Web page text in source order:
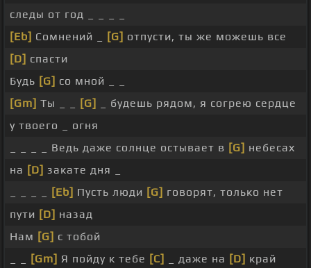
следы от год _ _ _ _
[Eb] Сомнений _ [G] отпусти, ты же можешь все
[D] спасти
Будь [G] со мной _ _
[Gm] Ты _ _ [G]
_ будешь рядом, я согрею сердце
у твоего _ огня
_ _ _ _ Ведь даже солнце остывает в [G] небесах
на [D] закате дня _
[Eb] Пусть люди [G] говорят, только нет
пути [D] назад
Нам [G] с тобой
[Gm] Я пойду к тебе [C] _ даже на [D] край